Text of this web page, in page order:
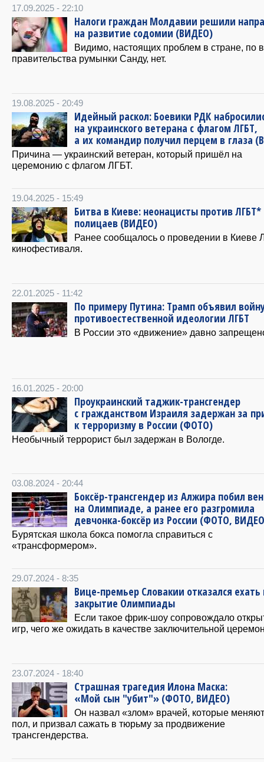
17.09.2025 - 22:10
Налоги граждан Молдавии решили
на развитие содомии (ВИДЕО)
Видимо, настоящих проблем в стране, по
правительства румынки Санду, нет.
19.08.2025 - 20:49
Идейный раскол: Боевики РДК
на украинского ветерана с флагом ЛГБТ,
а их командир получил перцем в глаза
Причина — украинский ветеран, который пришёл на
церемонию с флагом ЛГБТ.
19.04.2025 - 15:49
Битва в Киеве: неонацисты против ЛГБТ*
полицаев (ВИДЕО)
Ранее сообщалось о проведении в Киеве
кинофестиваля.
22.01.2025 - 11:42
По примеру Путина: Трамп объявил
противоестественной идеологии ЛГБТ
В России это «движение» давно
16.01.2025 - 20:00
Проукраинский таджик-трансгендер
с гражданством Израиля задержан за
к терроризму в России (ФОТО)
Необычный террорист был задержан в Вологде.
03.08.2024 - 20:44
Боксёр-трансгендер из Алжира побил
на Олимпиаде, а ранее его разгромила
девчонка-боксёр из России (ФОТО,
Бурятская школа бокса помогла справиться с
«трансформером».
29.07.2024 - 8:35
Вице-премьер Словакии отказался ехать
закрытие Олимпиады
Если такое фрик-шоу сопровождало
игр, чего же ожидать в качестве заключительной
23.07.2024 - 18:40
Страшная трагедия Илона Маска:
«Мой сын "убит"» (ФОТО, ВИДЕО)
Он назвал «злом» врачей, которые
пол, и призвал сажать в тюрьму за продвижение
трансгендерства.